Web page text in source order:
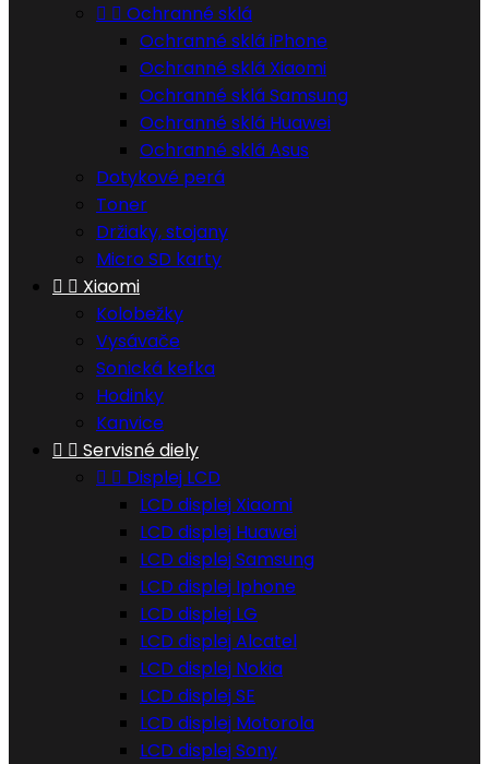
  Ochranné sklá
Ochranné sklá iPhone
Ochranné sklá Xiaomi
Ochranné sklá Samsung
Ochranné sklá Huawei
Ochranné sklá Asus
Dotykové perá
Toner
Držiaky, stojany
Micro SD karty
  Xiaomi
Kolobežky
Vysávače
Sonická kefka
Hodinky
Kanvice
  Servisné diely
  Displej LCD
LCD displej Xiaomi
LCD displej Huawei
LCD displej Samsung
LCD displej Iphone
LCD displej LG
LCD displej Alcatel
LCD displej Nokia
LCD displej SE
LCD displej Motorola
LCD displej Sony